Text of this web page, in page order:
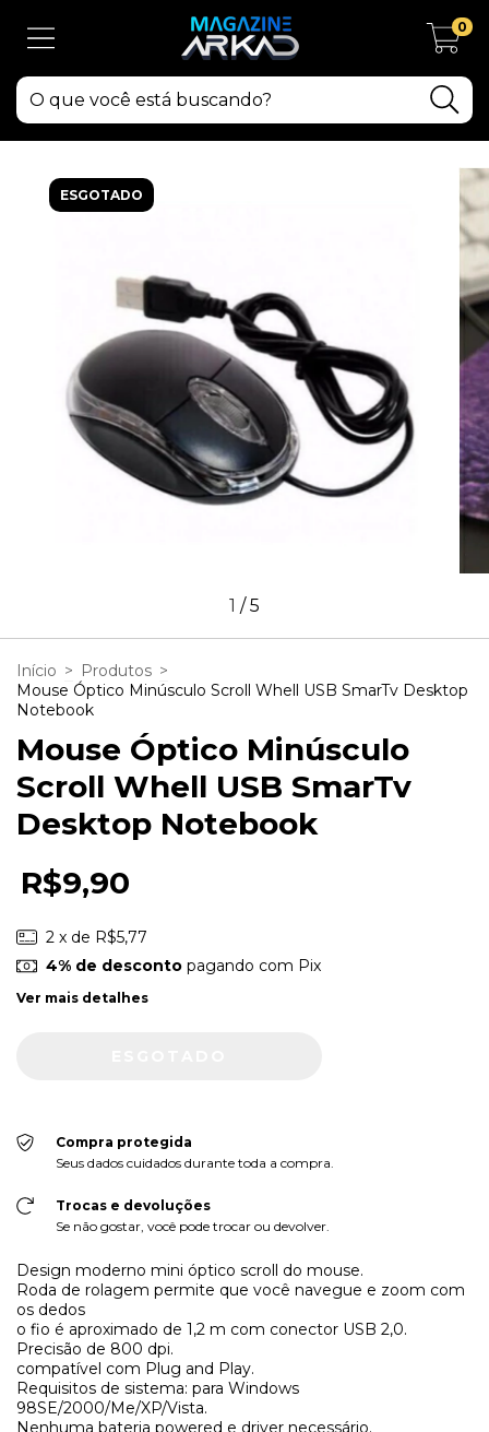
0
ESGOTADO
1 /5
Início > Produtos >
Mouse Óptico Minúsculo Scroll Whell USB SmarTv Desktop
Notebook
Mouse Óptico Minúsculo
Scroll Whell USB SmarTv
Desktop Notebook
R$9,90
2 x de R$5,77
4% de descontopagando com Pix
Ver mais detalhes
Compra protegida
Seus dados cuidados durante toda a compra.
Trocas e devoluções
Se não gostar, você pode trocar ou devolver.
Design moderno mini óptico scroll do mouse.
Roda de rolagem permite que você navegue e zoom com
os dedos
o fio é aproximado de 1,2 m com conector USB 2,0.
Precisão de 800 dpi.
compatível com Plug and Play.
Requisitos de sistema: para Windows
98SE/2000/Me/XP/Vista.
Nenhuma bateria powered e driver necessário.